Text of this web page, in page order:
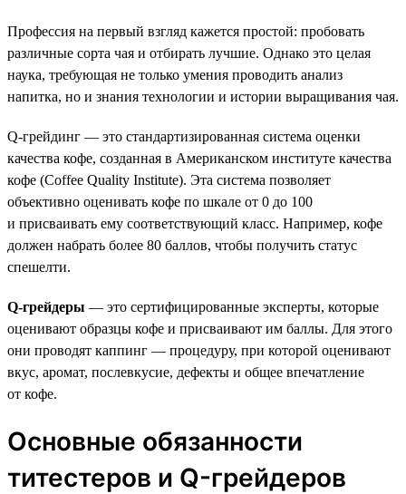
Профессия на первый взгляд кажется простой: пробовать
различные сорта чая и отбирать лучшие. Однако это целая
наука, требующая не только умения проводить анализ
напитка, но и знания технологии и истории выращивания чая.
Q-грейдинг — это стандартизированная система оценки
качества кофе, созданная в Американском институте качества
кофе (Coffee Quality Institute). Эта система позволяет
объективно оценивать кофе по шкале от 0 до 100
и присваивать ему соответствующий класс. Например, кофе
должен набрать более 80 баллов, чтобы получить статус
спешелти.
Q-грейдеры — это сертифицированные эксперты, которые
оценивают образцы кофе и присваивают им баллы. Для этого
они проводят каппинг — процедуру, при которой оценивают
вкус, аромат, послевкусие, дефекты и общее впечатление
от кофе.
Основные обязанности
титестеров и Q-грейдеров